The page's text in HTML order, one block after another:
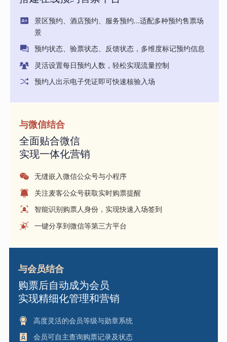
景区预约、酒店预约、服务预约...适配多种预约售票场
景
预约状态、验票状态、反馈状态，多维度标记预约信息
灵活设置每日预约人数，轻松实现流量控制
预约人出示电子凭证即可快速核验入场
与微信结合
全面贴合微信
实现一体化营销
无缝嵌入微信公众号与小程序
关注麦客公众号获取实时购票提醒
智能识别购票人身份，实现快速入场签到
一键分享到微信等第三方平台
与会员结合
购票后自动成为会员
实现精细化管理和营销
高度灵活的会员等级与勋章系统
会员可自主查询购票记录及状态